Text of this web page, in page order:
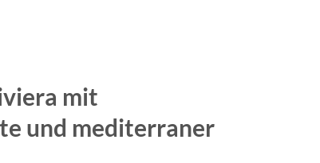
mit
und mediterraner